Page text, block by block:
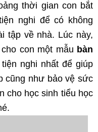
thời gian con bắt
nghi để có không
tập về nhà. Lúc này,
con một mẫu bàn
nghi nhất để giúp
cũng như bảo vệ sức
cho học sinh tiểu học